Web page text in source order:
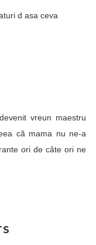
d asa ceva
vreun maestru
că mama nu ne-a
ori de câte ori ne